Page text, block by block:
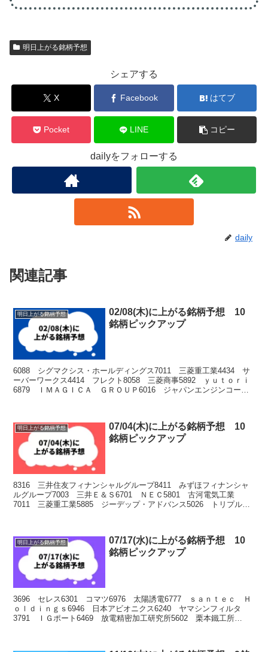
明日上がる銘柄予想
シェアする
X Facebook はてブ
Pocket LINE コピー
dailyをフォローする
daily
関連記事
明日上がる銘柄予想
02/08(木)に上がる銘柄予想 10
銘柄ピックアップ
6088 シグマクシス・ホールディングス7011 三菱重工業4434 サ
ーバーワークス4414 フレクト8058 三菱商事5892 ｙｕｔｏｒｉ
6879 ＩＭＡＧＩＣＡ ＧＲＯＵＰ6016 ジャパンエンジンコーポ
明日上がる銘柄予想
07/04(木)に上がる銘柄予想 10
銘柄ピックアップ
8316 三井住友フィナンシャルグループ8411 みずほフィナンシャ
ルグループ7003 三井Ｅ＆Ｓ6701 ＮＥＣ5801 古河電気工業
7011 三菱重工業5885 ジーデップ・アドバンス5026 トリプルア
明日上がる銘柄予想
07/17(水)に上がる銘柄予想 10
銘柄ピックアップ
3696 セレス6301 コマツ6976 太陽誘電6777 ｓａｎｔｅｃ Ｈ
ｏｌｄｉｎｇｓ6946 日本アビオニクス6240 ヤマシンフィルタ
3791 ＩＧポート6469 放電精密加工研究所5602 栗本鐵工所